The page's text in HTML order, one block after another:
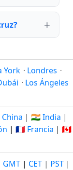
York · Londres ·
· Los Ángeles
| 🇮🇳 India |
| 🇫🇷 Francia | 🇨🇦
GMT | CET | PST |